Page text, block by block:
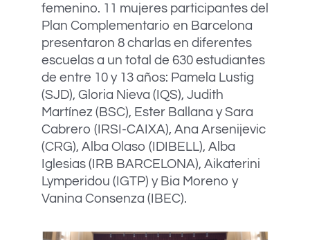
femenino. 11 mujeres participantes del
Plan Complementario en Barcelona
presentaron 8 charlas en diferentes
escuelas a un total de 630 estudiantes
de entre 10 y 13 años: Pamela Lustig
(SJD), Gloria Nieva (IQS), Judith
Martínez (BSC), Ester Ballana y Sara
Cabrero (IRSI-CAIXA), Ana Arsenijevic
(CRG), Alba Olaso (IDIBELL), Alba
Iglesias (IRB BARCELONA), Aikaterini
Lymperidou (IGTP) y Bia Moreno y
Vanina Consenza (IBEC).